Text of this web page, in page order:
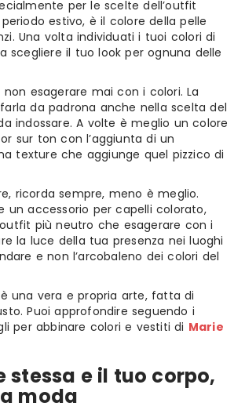
per le scelte dell’outfit
estivo, è il colore della pelle
Una volta individuati i tuoi colori di
scegliere il tuo look per ognuna delle
esagerare mai con i colori. La
da padrona anche nella scelta del
indossare. A volte è meglio un colore
sur ton con l’aggiunta di un
texture che aggiunge quel pizzico di
ricorda sempre, meno è meglio.
un accessorio per capelli colorato,
più neutro che esagerare con i
la luce della tua presenza nei luoghi
e non l’arcobaleno dei colori del
una vera e propria arte, fatta di
Puoi approfondire seguendo i
per abbinare colori e vestiti di Marie
stessa e il tuo corpo,
moda